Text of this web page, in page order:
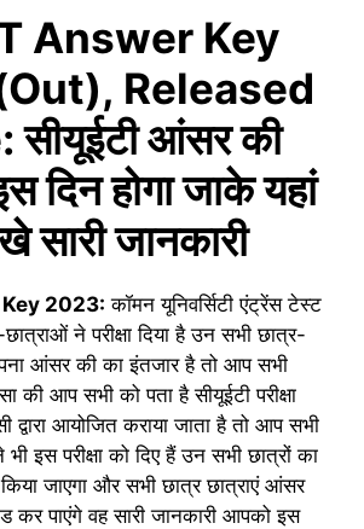
Answer Key
Released
सीयूईटी आंसर की
दिन होगा जाके यहां
सारी जानकारी
2023: कॉमन यूनिवर्सिटी एंट्रेंस टेस्ट
ने परीक्षा दिया है उन सभी छात्र-
आंसर की का इंतजार है तो आप सभी
की आप सभी को पता है सीयूईटी परीक्षा
आयोजित कराया जाता है तो आप सभी
इस परीक्षा को दिए हैं उन सभी छात्रों का
जाएगा और सभी छात्र छात्राएं आंसर
कर पाएंगे वह सारी जानकारी आपको इस